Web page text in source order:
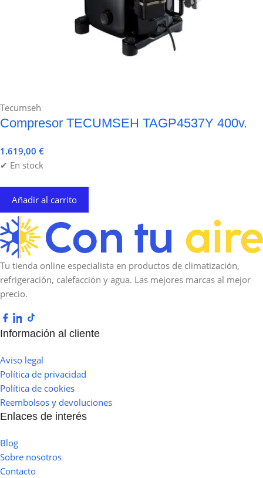
Tecumseh
Compresor TECUMSEH TAGP4537Y 400v.
1.619,00 €
✔ En stock
Añadir al carrito
Tu tienda online especialista en productos de climatización,
refrigeración, calefacción y agua. Las mejores marcas al mejor
precio.
Información al cliente
Aviso legal
Política de privacidad
Política de cookies
Reembolsos y devoluciones
Enlaces de interés
Blog
Sobre nosotros
Contacto